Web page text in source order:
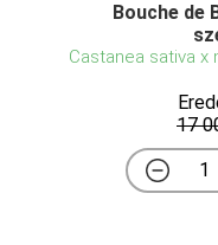
Bouche de
Castanea sativa
17